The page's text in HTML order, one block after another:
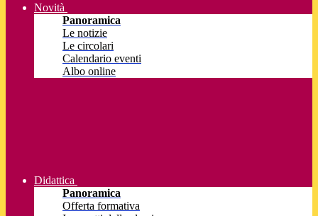
Novità
Panoramica
Le notizie
Le circolari
Calendario eventi
Albo online
Didattica
Panoramica
Offerta formativa